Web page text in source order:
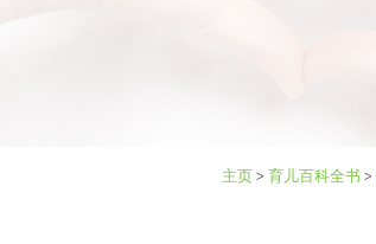
主页> 育儿百科全书 >